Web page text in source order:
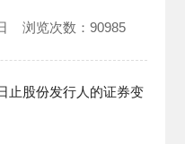
浏览次数： 90985
止股份发行人的证券变